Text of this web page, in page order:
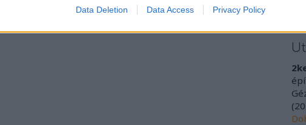
Data Deletion Data Access Privacy Policy
(